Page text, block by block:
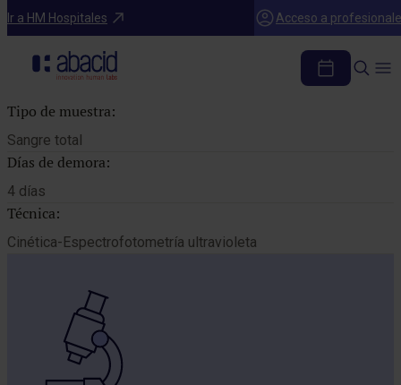
Ir a HM Hospitales Acceso a
Catálogo de pruebas
PIRUVATO
Tipo de muestra:
Sangre total
Días de demora:
4 días
Técnica:
Cinética-Espectrofotometría ultravioleta